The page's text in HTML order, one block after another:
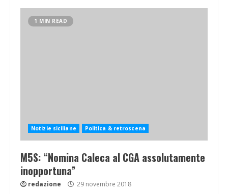
1 MIN READ
Notizie siciliane Politica & retroscena
M5S: “Nomina Caleca al CGA assolutamente
inopportuna”
redazione 29 novembre 2018